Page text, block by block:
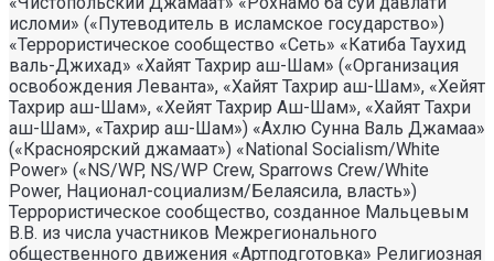
исломи» («Путеводитель в исламское государство»)
«Террористическое сообщество «Сеть» «Катиба Таухид
валь-Джихад» «Хайят Тахрир аш-Шам» («Организация
освобождения Леванта», «Хайят Тахрир аш-Шам», «Хейят
Тахрир аш-Шам», «Хейят Тахрир Аш-Шам», «Хайят Тахри
аш-Шам», «Тахрир аш-Шам») «Ахлю Сунна Валь Джамаа»
(«Красноярский джамаат») «National Socialism/White
Power» («NS/WP, NS/WP Crew, Sparrows Crew/White
Power, Национал-социализм/Белаясила, власть»)
Террористическое сообщество, созданное Мальцевым
В.В. из числа участников Межрегионального
общественного движения «Артподготовка» Религиозная